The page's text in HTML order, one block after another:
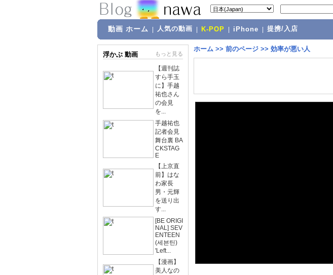
動画 ホーム 人気の動画 K-POP iPhone 提携/入店
浮かぶ 動画 もっと見る
【週刊誌
すら手玉
に】手越
祐也さん
の会見
を...
手越祐也
記者会見
舞台裏 BA
CKSTAG
E
【上京直
前】はな
わ家長
男・元輝
を送り出
す...
[BE ORIGI
NAL] SEV
ENTEEN
(세븐틴)
'Left...
【漫画】
美人なの
ホーム >> 前のページ >> 効率が悪い人